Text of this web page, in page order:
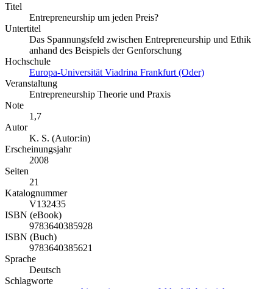
Titel
Entrepreneurship um jeden Preis?
Untertitel
Das Spannungsfeld zwischen Entrepreneurship und Ethik
anhand des Beispiels der Genforschung
Hochschule
Europa-Universität Viadrina Frankfurt (Oder)
Veranstaltung
Entrepreneurship Theorie und Praxis
Note
1,7
Autor
K. S. (Autor:in)
Erscheinungsjahr
2008
Seiten
21
Katalognummer
V132435
ISBN (eBook)
9783640385928
ISBN (Buch)
9783640385621
Sprache
Deutsch
Schlagworte